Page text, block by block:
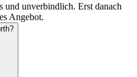
und unverbindlich. Erst danach
Angebot.